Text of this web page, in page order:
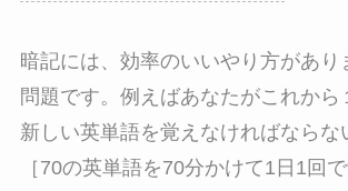
暗記には、効率のいいやり方があり
問題です。例えばあなたがこれから
新しい英単語を覚えなければならな
［70の英単語を70分かけて1日1回